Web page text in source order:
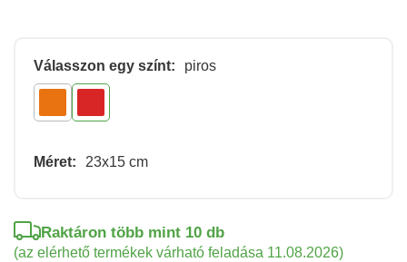
Válasszon egy színt: piros
Méret: 23x15 cm
Raktáron több mint 10 db
(az elérhető termékek várható feladása 11.08.2026)